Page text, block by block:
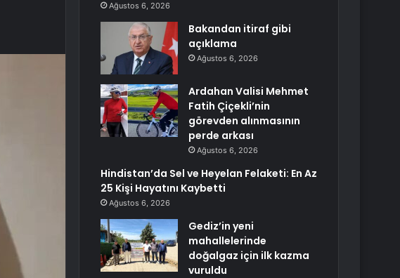
Ağustos 6, 2026
Bakandan itiraf gibi
açıklama
Ağustos 6, 2026
Ardahan Valisi Mehmet
Fatih Çiçekli’nin
görevden alınmasının
perde arkası
Ağustos 6, 2026
Hindistan’da Sel ve Heyelan Felaketi: En Az
25 Kişi Hayatını Kaybetti
Ağustos 6, 2026
Gediz’in yeni
mahallelerinde
doğalgaz için ilk kazma
vuruldu